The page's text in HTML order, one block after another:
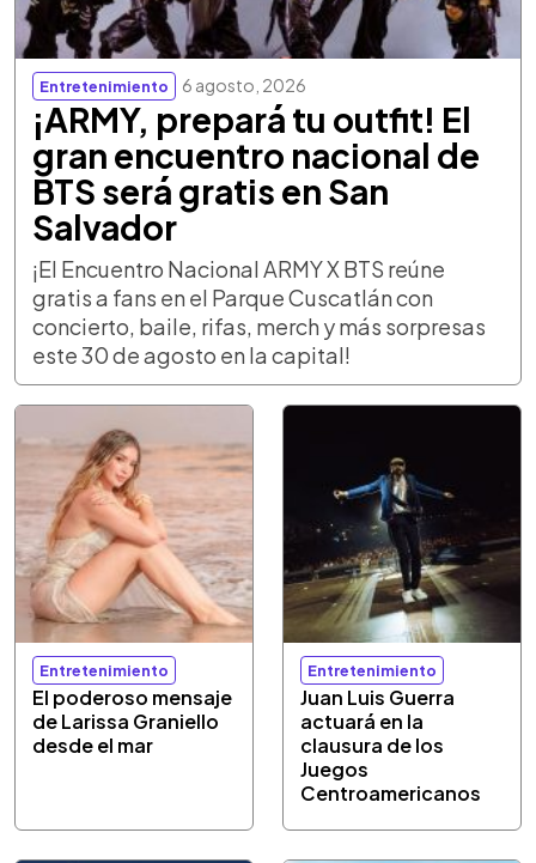
Entretenimiento 6 agosto, 2026
¡ARMY, prepará tu outfit! El
gran encuentro nacional de
BTS será gratis en San
Salvador
¡El Encuentro Nacional ARMY X BTS reúne
gratis a fans en el Parque Cuscatlán con
concierto, baile, rifas, merch y más sorpresas
este 30 de agosto en la capital!
Entretenimiento
El poderoso mensaje
de Larissa Graniello
desde el mar
Entretenimiento
Juan Luis Guerra
actuará en la
clausura de los
Juegos
Centroamericanos